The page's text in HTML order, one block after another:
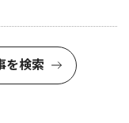
を検索